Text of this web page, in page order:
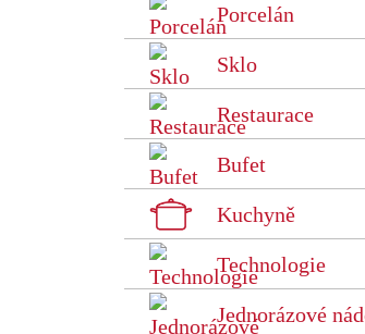
Porcelán
Sklo
Restaurace
Bufet
Kuchyně
Technologie
Jednorázové